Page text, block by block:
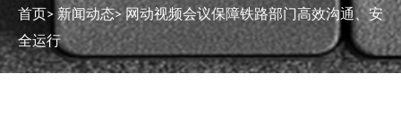
首页 > 新闻动态>网动视频会议保障铁路部门高效沟通、安
全运行